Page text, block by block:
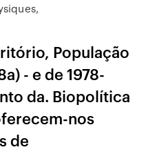
População
- e de 1978-
da. Biopolítica
nos
de